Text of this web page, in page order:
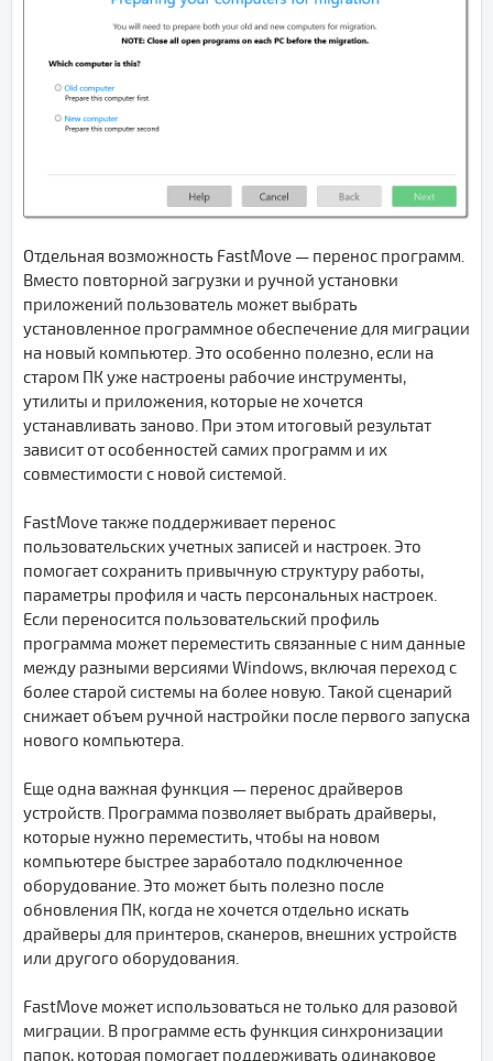
Отдельная возможность FastMove — перенос программ.
Вместо повторной загрузки и ручной установки
приложений пользователь может выбрать
установленное программное обеспечение для миграции
на новый компьютер. Это особенно полезно, если на
старом ПК уже настроены рабочие инструменты,
утилиты и приложения, которые не хочется
устанавливать заново. При этом итоговый результат
зависит от особенностей самих программ и их
совместимости с новой системой.
FastMove также поддерживает перенос
пользовательских учетных записей и настроек. Это
помогает сохранить привычную структуру работы,
параметры профиля и часть персональных настроек.
Если переносится пользовательский профиль
программа может переместить связанные с ним данные
между разными версиями Windows, включая переход с
более старой системы на более новую. Такой сценарий
снижает объем ручной настройки после первого запуска
нового компьютера.
Еще одна важная функция — перенос драйверов
устройств. Программа позволяет выбрать драйверы,
которые нужно переместить, чтобы на новом
компьютере быстрее заработало подключенное
оборудование. Это может быть полезно после
обновления ПК, когда не хочется отдельно искать
драйверы для принтеров, сканеров, внешних устройств
или другого оборудования.
FastMove может использоваться не только для разовой
миграции. В программе есть функция синхронизации
папок, которая помогает поддерживать одинаковое